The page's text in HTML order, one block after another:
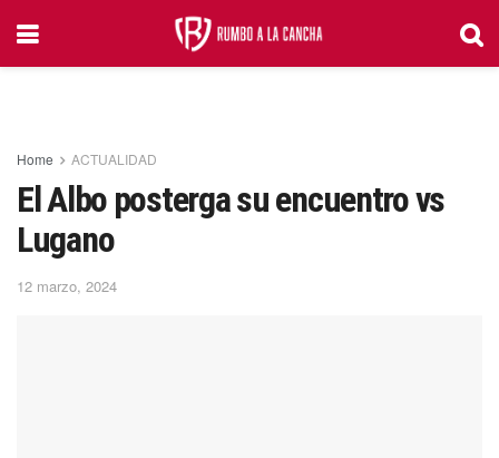
Home ACTUALIDAD
El Albo posterga su encuentro vs
Lugano
12 marzo, 2024